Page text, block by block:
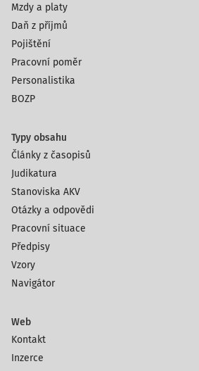
Mzdy a platy
Daň z příjmů
Pojištění
Pracovní poměr
Personalistika
BOZP
Typy obsahu
Články z časopisů
Judikatura
Stanoviska AKV
Otázky a odpovědi
Pracovní situace
Předpisy
Vzory
Navigátor
Web
Kontakt
Inzerce